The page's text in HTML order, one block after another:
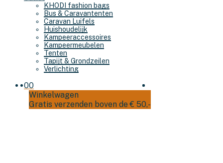
KHODI fashion bags
Bus & Caravantenten
Caravan Luifels
Huishoudelijk
Kampeeraccessoires
Kampeermeubelen
Tenten
Tapijt & Grondzeilen
Verlichting
00
Winkelwagen
Gratis verzenden boven de € 50,-